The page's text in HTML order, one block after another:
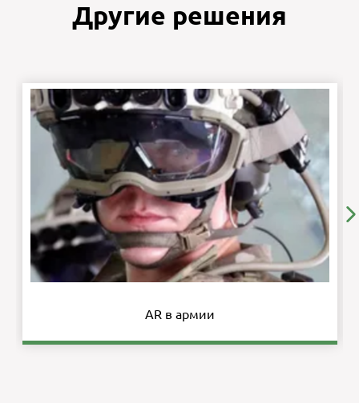
Другие решения
AR в армии